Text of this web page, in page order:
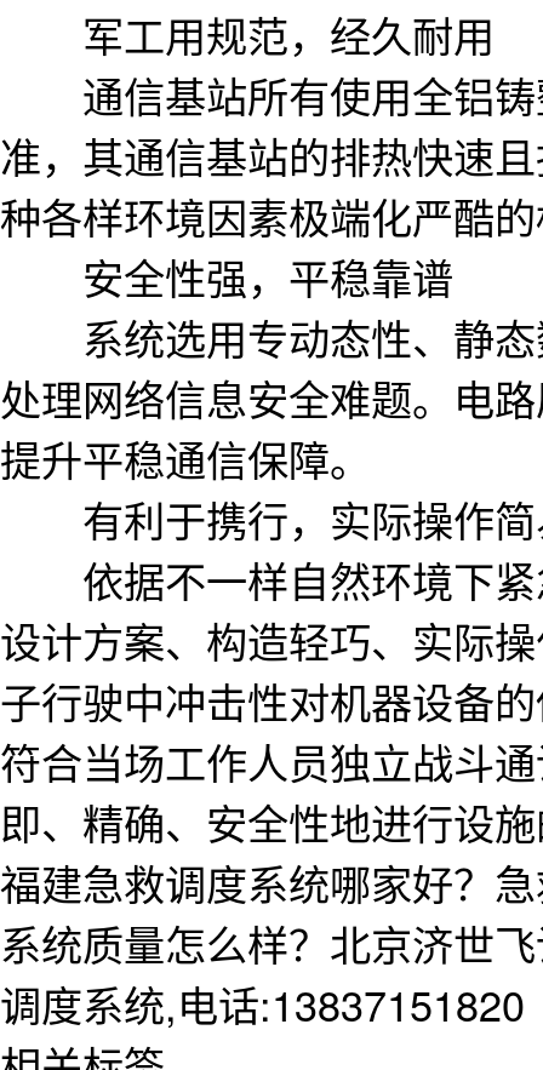
军工用规范，经久耐用
通信基站所有使用全铝铸
准，其通信基站的排热快速
种各样环境因素极端化严酷
安全性强，平稳靠谱
系统选用专动态性、静态
处理网络信息安全难题。电
提升平稳通信保障。
有利于携行，实际操作
依据不一样自然环境下紧
设计方案、构造轻巧、实际
子行驶中冲击性对机器设备
符合当场工作人员独立战斗
即、精确、安全性地进行设
福建急救调度系统哪家好？
系统质量怎么样？北京济世
调度系统,电话:13837151820